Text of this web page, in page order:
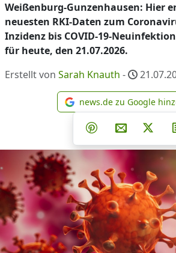
Weißenburg-Gunzenhausen: Hier
neuesten RKI-Daten zum
Inzidenz bis COVID-19-
für heute, den 21.07.2026.
Erstellt von Sarah Knauth -
news.de
news.de zu Google
Teilen aufTeilen auf
Teilen aufPer E-Mail